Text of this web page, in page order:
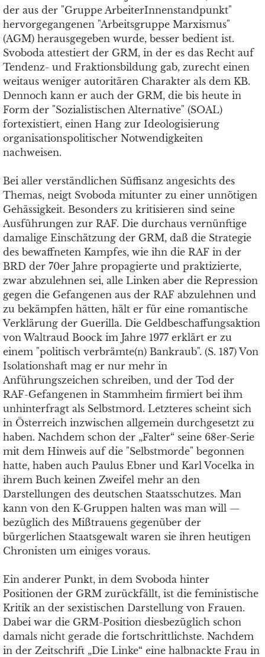
der aus der "Gruppe ArbeiterInnenstandpunkt"
hervorgegangenen "Arbeitsgruppe Marxismus"
(AGM) herausgegeben wurde, besser bedient ist.
Svoboda attestiert der GRM, in der es das Recht auf
Tendenz- und Fraktionsbildung gab, zurecht einen
weitaus weniger autoritären Charakter als dem KB.
Dennoch kann er auch der GRM, die bis heute in
Form der "Sozialistischen Alternative" (SOAL)
fortexistiert, einen Hang zur Ideologisierung
organisationspolitischer Notwendigkeiten
nachweisen.
Bei aller verständlichen Süffisanz angesichts des
Themas, neigt Svoboda mitunter zu einer unnötigen
Gehässigkeit. Besonders zu kritisieren sind seine
Ausführungen zur RAF. Die durchaus vernünftige
damalige Einschätzung der GRM, daß die Strategie
des bewaffneten Kampfes, wie ihn die RAF in der
BRD der 70er Jahre propagierte und praktizierte,
zwar abzulehnen sei, alle Linken aber die Repression
gegen die Gefangenen aus der RAF abzulehnen und
zu bekämpfen hätten, hält er für eine romantische
Verklärung der Guerilla. Die Geldbeschaffungsaktion
von Waltraud Boock im Jahre 1977 erklärt er zu
einem "politisch verbrämte(n) Bankraub". (S. 187) Von
Isolationshaft mag er nur mehr in
Anführungszeichen schreiben, und der Tod der
RAF-Gefangenen in Stammheim firmiert bei ihm
unhinterfragt als Selbstmord. Letzteres scheint sich
in Österreich inzwischen allgemein durchgesetzt zu
haben. Nachdem schon der „Falter“ seine 68er-Serie
mit dem Hinweis auf die "Selbstmorde" begonnen
hatte, haben auch Paulus Ebner und Karl Vocelka in
ihrem Buch keinen Zweifel mehr an den
Darstellungen des deutschen Staatsschutzes. Man
kann von den K-Gruppen halten was man will —
bezüglich des Mißtrauens gegenüber der
bürgerlichen Staatsgewalt waren sie ihren heutigen
Chronisten um einiges voraus.
Ein anderer Punkt, in dem Svoboda hinter
Positionen der GRM zurückfällt, ist die feministische
Kritik an der sexistischen Darstellung von Frauen.
Dabei war die GRM-Position diesbezüglich schon
damals nicht gerade die fortschrittlichste. Nachdem
in der Zeitschrift „Die Linke“ eine halbnackte Frau in